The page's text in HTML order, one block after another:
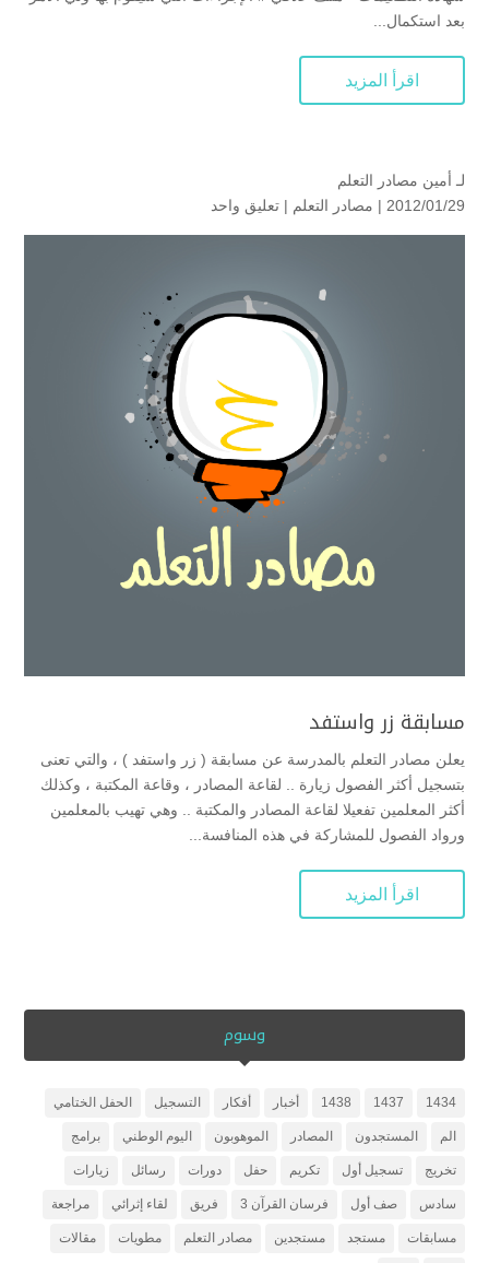
بعد استكمال...
اقرأ المزيد
لـ أمين مصادر التعلم
2012/01/29 |
مصادر التعلم | تعليق واحد
مسابقة زر واستفد
يعلن مصادر التعلم بالمدرسة عن مسابقة ( زر واستفد ) ، والتي تعنى
بتسجيل أكثر الفصول زيارة .. لقاعة المصادر ، وقاعة المكتبة ، وكذلك
أكثر المعلمين تفعيلا لقاعة المصادر والمكتبة .. وهي تهيب بالمعلمين
ورواد الفصول للمشاركة في هذه المنافسة...
اقرأ المزيد
وسوم
1434
1437
1438 أخبار أفكار التسجيل الحفل الختامي
الم المستجدون المصادر الموهوبون اليوم الوطني برامج
تخريج تسجيل أول تكريم حفل دورات رسائل زيارات
سادس صف أول فرسان القرآن 3 فريق لقاء إثرائي مراجعة
مسابقات مستجد مستجدين مصادر التعلم مطويات مقالات